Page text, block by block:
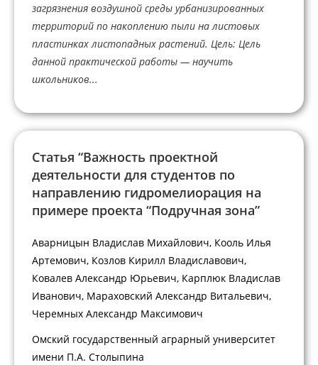
загрязнения воздушной среды урбанизированных
территорий по накоплению пыли на листовых
пластинках листопадных растений. Цель: Цель
данной практической работы — научить
школьников...
Статья “Важность проектной
деятельности для студентов по
направлению гидромелиорация на
примере проекта “Подручная зона”
Аварницын Владислав Михайлович, Кооль Илья
Артемович, Козлов Кирилл Владиславович,
Ковалев Александр Юрьевич, Карплюк Владислав
Иванович, Мараховский Александр Витальевич,
Черемных Александр Максимович
Омский государственный аграрный университет
имени П.А. Столыпина